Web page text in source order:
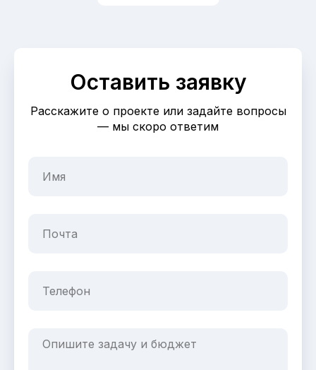
Оставить заявку
Расскажите о проекте или задайте вопросы
— мы скоро ответим